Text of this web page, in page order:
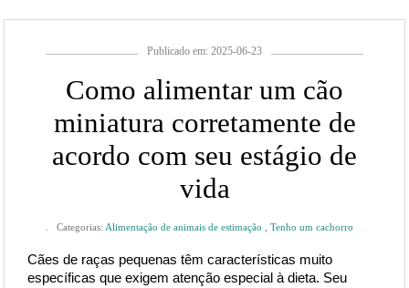
Publicado em: 2025-06-23
Como alimentar um cão
miniatura corretamente de
acordo com seu estágio de
vida
Categorias: Alimentação de animais de estimação Tenho um cachorro
Cães de raças pequenas têm características muito
específicas que exigem atenção especial à dieta. Seu